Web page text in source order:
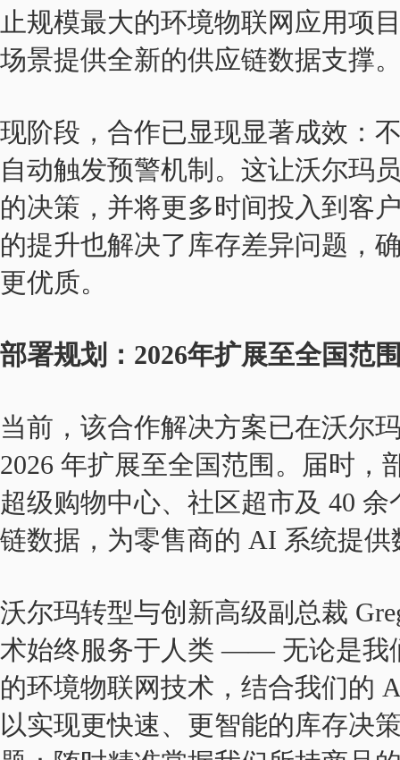
止规模最大的环境物联网应用项
场景提供全新的供应链数据支撑
现阶段，合作已显现显著成效：
自动触发预警机制。这让沃尔玛
的决策，并将更多时间投入到客
的提升也解决了库存差异问题，
更优质。
部署规划：2026年扩展至全国范
当前，该合作解决方案已在沃尔
2026 年扩展至全国范围。届时，
超级购物中心、社区超市及 40
链数据，为零售商的 AI 系统提供
沃尔玛转型与创新高级副总裁
术始终服务于人类 —— 无论是我
的环境物联网技术，结合我们的
以实现更快速、更智能的库存决